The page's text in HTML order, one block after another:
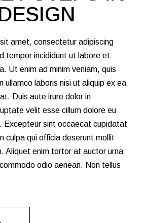
amet, consectetur adipiscing
tempor incididunt ut labore et
Ut enim ad minim veniam, quis
ullamco laboris nisi ut aliquip ex ea
Duis aute irure dolor in
velit esse cillum dolore eu
Excepteur sint occaecat cupidatat
culpa qui officia deserunt mollit
Aliquet enim tortor at auctor urna
odio aenean. Non tellus